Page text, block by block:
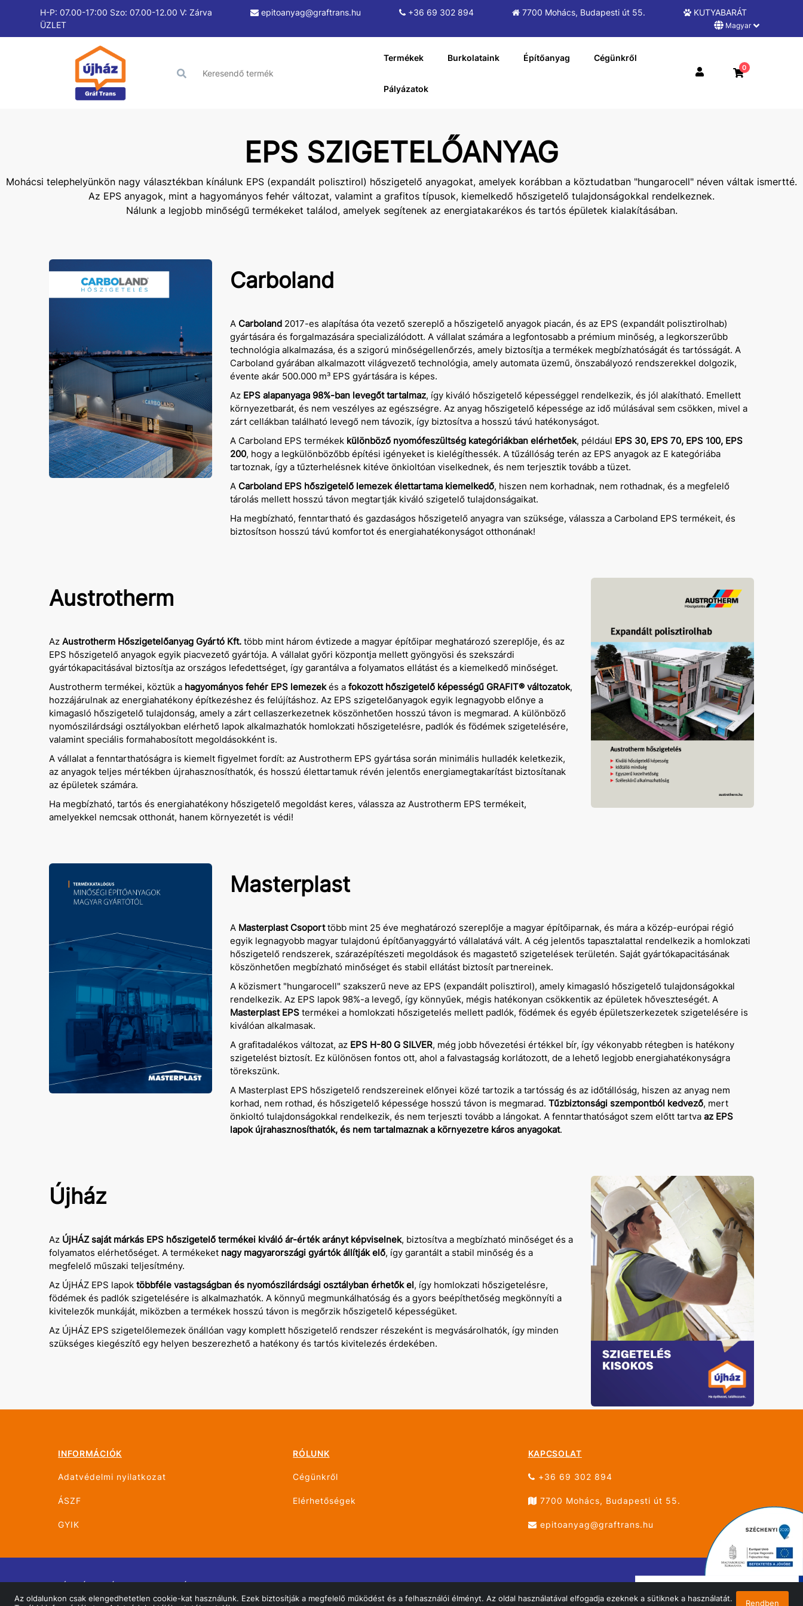
Az oldalunkon csak elengedhetetlen cookie-kat használunk. Ezek biztosítják a megfelelő működést és a felhasználói élményt. Az oldal használatával elfogadja ezeknek a sütiknek a használatát.
Rendben
H-P: 07.00-17:00 Szo: 07.00-12.00 V: Zárva epitoanyag@graftrans.hu +36 69 302 894 7700 Mohács, Budapesti út 55.
KUTYABARÁT
ÜZLET
Magyar
Termékek Burkolataink Építőanyag Cégünkről
Pályázatok
0
EPS SZIGETELŐANYAG
Mohácsi telephelyünkön nagy választékban kínálunk EPS (expandált polisztirol) hőszigetelő anyagokat, amelyek korábban a köztudatban "hungarocell" néven váltak ismertté.
Az EPS anyagok, mint a hagyományos fehér változat, valamint a grafitos típusok, kiemelkedő hőszigetelő tulajdonságokkal rendelkeznek.
Nálunk a legjobb minőségű termékeket találod, amelyek segítenek az energiatakarékos és tartós épületek kialakításában.
Carboland
A Carboland2017-es alapítása óta vezető szereplő a hőszigetelő anyagok piacán, és az EPS (expandált polisztirolhab)
gyártására és forgalmazására specializálódott. A vállalat számára a legfontosabb a prémium minőség, a legkorszerűbb
technológia alkalmazása, és a szigorú minőségellenőrzés, amely biztosítja a termékek megbízhatóságát és tartósságát. A
Carboland gyárában alkalmazott világvezető technológia, amely automata üzemű, önszabályozó rendszerekkel dolgozik,
évente akár 500.000 m³ EPS gyártására is képes.
Az EPS alapanyaga 98%-ban levegőt tartalmaz, így kiváló hőszigetelő képességgel rendelkezik, és jól alakítható. Emellett
környezetbarát, és nem veszélyes az egészségre. Az anyag hőszigetelő képessége az idő múlásával sem csökken, mivel a
zárt cellákban található levegő nem távozik, így biztosítva a hosszú távú hatékonyságot.
A Carboland EPS termékek különböző nyomófeszültség kategóriákban elérhetőek, például EPS 30, EPS 70, EPS 100, EPS
200, hogy a legkülönbözőbb építési igényeket is kielégíthessék. A tűzállóság terén az EPS anyagok az E kategóriába
tartoznak, így a tűzterhelésnek kitéve önkioltóan viselkednek, és nem terjesztik tovább a tüzet.
A Carboland EPS hőszigetelő lemezek élettartama kiemelkedő, hiszen nem korhadnak, nem rothadnak, és a megfelelő
tárolás mellett hosszú távon megtartják kiváló szigetelő tulajdonságaikat.
Ha megbízható, fenntartható és gazdaságos hőszigetelő anyagra van szüksége, válassza a Carboland EPS termékeit, és
biztosítson hosszú távú komfortot és energiahatékonyságot otthonának!
Austrotherm
AzAustrotherm Hőszigetelőanyag Gyártó Kft. több mint három évtizede a magyar építőipar meghatározó szereplője, és az
EPS hőszigetelő anyagok egyik piacvezető gyártója. A vállalat győri központja mellett gyöngyösi és szekszárdi
gyártókapacitásával biztosítja az országos lefedettséget, így garantálva a folyamatos ellátást és a kiemelkedő minőséget.
Austrotherm termékei, köztük a hagyományos fehér EPS lemezekés afokozott hőszigetelő képességű GRAFIT® változatok,
hozzájárulnak az energiahatékony építkezéshez és felújításhoz. Az EPS szigetelőanyagok egyik legnagyobb előnye a
kimagasló hőszigetelő tulajdonság, amely a zárt cellaszerkezetnek köszönhetően hosszú távon is megmarad. A különböző
nyomószilárdsági osztályokban elérhető lapok alkalmazhatók homlokzati hőszigetelésre, padlók és födémek szigetelésére,
valamint speciális formahabosított megoldásokként is.
A vállalat a fenntarthatóságra is kiemelt figyelmet fordít: az Austrotherm EPS gyártása során minimális hulladék keletkezik,
az anyagok teljes mértékben újrahasznosíthatók, és hosszú élettartamuk révén jelentős energiamegtakarítást biztosítanak
az épületek számára.
Ha megbízható, tartós és energiahatékony hőszigetelő megoldást keres, válassza az Austrotherm EPS termékeit,
amelyekkel nemcsak otthonát, hanem környezetét is védi!
Masterplast
A Masterplast Csoporttöbb mint 25 éve meghatározó szereplője a magyar építőiparnak, és mára a közép-európai régió
egyik legnagyobb magyar tulajdonú építőanyaggyártó vállalatává vált. A cég jelentős tapasztalattal rendelkezik a homlokzati
hőszigetelő rendszerek, szárazépítészeti megoldások és magastető szigetelések területén. Saját gyártókapacitásának
köszönhetően megbízható minőséget és stabil ellátást biztosít partnereinek.
A közismert "hungarocell" szakszerű neve az EPS (expandált polisztirol), amely kimagasló hőszigetelő tulajdonságokkal
rendelkezik. Az EPS lapok 98%-a levegő, így könnyűek, mégis hatékonyan csökkentik az épületek hőveszteségét. A
Masterplast EPStermékei a homlokzati hőszigetelés mellett padlók, födémek és egyéb épületszerkezetek szigetelésére is
kiválóan alkalmasak.
A grafitadalékos változat, az EPS H-80 G SILVER, még jobb hővezetési értékkel bír, így vékonyabb rétegben is hatékony
szigetelést biztosít. Ez különösen fontos ott, ahol a falvastagság korlátozott, de a lehető legjobb energiahatékonyságra
törekszünk.
A Masterplast EPS hőszigetelő rendszereinek előnyei közé tartozik a tartósság és az időtállóság, hiszen az anyag nem
korhad, nem rothad, és hőszigetelő képessége hosszú távon is megmarad. Tűzbiztonsági szempontból kedvező, mert
önkioltó tulajdonságokkal rendelkezik, és nem terjeszti tovább a lángokat. A fenntarthatóságot szem előtt tartva az EPS
lapok újrahasznosíthatók, és nem tartalmaznak a környezetre káros anyagokat.
Újház
Az ÚjHÁZ saját márkás EPS hőszigetelő termékei kiváló ár-érték arányt képviselnek, biztosítva a megbízható minőséget és a
folyamatos elérhetőséget. A termékeket nagy magyarországi gyártók állítják elő, így garantált a stabil minőség és a
megfelelő műszaki teljesítmény.
Az ÚjHÁZ EPS lapoktöbbféle vastagságban és nyomószilárdsági osztályban érhetők el, így homlokzati hőszigetelésre,
födémek és padlók szigetelésére is alkalmazhatók. A könnyű megmunkálhatóság és a gyors beépíthetőség megkönnyíti a
kivitelezők munkáját, miközben a termékek hosszú távon is megőrzik hőszigetelő képességüket.
Az ÚjHÁZ EPS szigetelőlemezek önállóan vagy komplett hőszigetelő rendszer részeként is megvásárolhatók, így minden
szükséges kiegészítő egy helyen beszerezhető a hatékony és tartós kivitelezés érdekében.
INFORMÁCIÓK
Adatvédelmi nyilatkozat
ÁSZF
GYIK
RÓLUNK
Cégünkről
Elérhetőségek
KAPCSOLAT
+36 69 302 894
7700 Mohács, Budapesti út 55.
epitoanyag@graftrans.hu
Oldalt készítette:Vector Kft.